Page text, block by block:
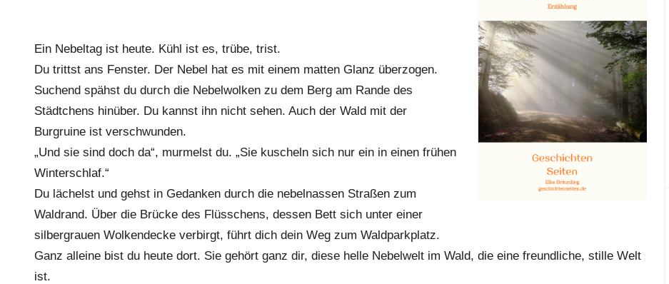
Ein Nebeltag ist heute. Kühl ist es, trübe, trist.
Du trittst ans Fenster. Der Nebel hat es mit einem matten Glanz überzogen.
Suchend spähst du durch die Nebelwolken zu dem Berg am Rande des
Städtchens hinüber. Du kannst ihn nicht sehen. Auch der Wald mit der
Burgruine ist verschwunden.
„Und sie sind doch da“, murmelst du. „Sie kuscheln sich nur ein in einen frühen
Winterschlaf.“
Du lächelst und gehst in Gedanken durch die nebelnassen Straßen zum
Waldrand. Über die Brücke des Flüsschens, dessen Bett sich unter einer
silbergrauen Wolkendecke verbirgt, führt dich dein Weg zum Waldparkplatz.
Ganz alleine bist du heute dort. Sie gehört ganz dir, diese helle Nebelwelt im Wald, die eine freundliche, stille Welt
ist.